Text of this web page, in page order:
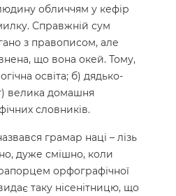
обличчям у кефір
Справжній сум
з правописом, але
що вона окей. Тому,
освіта; б) дядько-
велика домашня
словників.
грамар наці – лізь
дуже смішно, коли
орфографічної
таку нісенітницю, що